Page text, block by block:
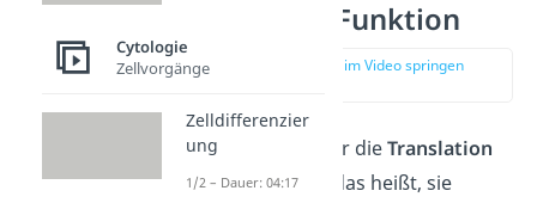
Ribosomen Funktion
zur Stelle im Video springen
Ribosomen sind für dieTranslation
verantwortlich — das heißt, sie
Cytologie
Zellvorgänge
Zelldifferenzier
ung
1/2 – Dauer: 04:17